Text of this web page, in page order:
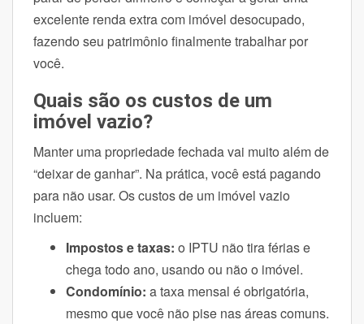
excelente renda extra com imóvel desocupado,
fazendo seu patrimônio finalmente trabalhar por
você.
Quais são os custos de um
imóvel vazio?
Manter uma propriedade fechada vai muito além de
“deixar de ganhar”. Na prática, você está pagando
para não usar. Os custos de um imóvel vazio
incluem:
Impostos e taxas: o IPTU não tira férias e
chega todo ano, usando ou não o imóvel.
Condomínio: a taxa mensal é obrigatória,
mesmo que você não pise nas áreas comuns.